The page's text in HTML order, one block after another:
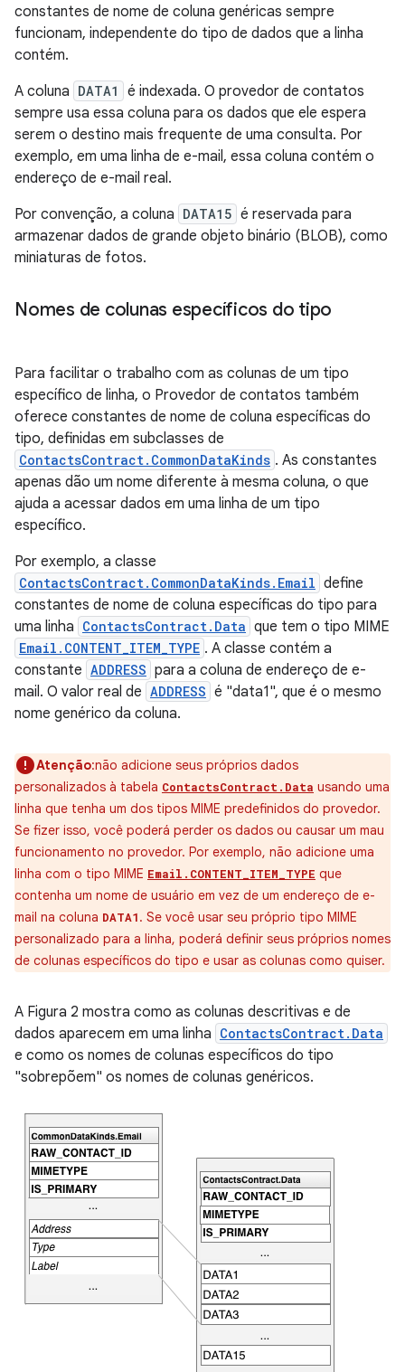
constantes de nome de coluna genéricas sempre
funcionam, independente do tipo de dados que a linha
contém.
A coluna DATA1
é indexada. O provedor de contatos
sempre usa essa coluna para os dados que ele espera
serem o destino mais frequente de uma consulta. Por
exemplo, em uma linha de e-mail, essa coluna contém o
endereço de e-mail real.
Por convenção, a coluna DATA15 é reservada para
armazenar dados de grande objeto binário (BLOB), como
miniaturas de fotos.
Nomes de colunas específicos do tipo
Para facilitar o trabalho com as colunas de um tipo
específico de linha, o Provedor de contatos também
oferece constantes de nome de coluna específicas do
tipo, definidas em subclasses de
ContactsContract.CommonDataKinds . As constantes
apenas dão um nome diferente à mesma coluna, o que
ajuda a acessar dados em uma linha de um tipo
específico.
Por exemplo, a classe
ContactsContract.CommonDataKinds.Email define
constantes de nome de coluna específicas do tipo para
uma linha ContactsContract.Data que tem o tipo MIME
Email.CONTENT_ITEM_TYPE . A classe contém a
constante ADDRESS para a coluna de endereço de e-
mail. O valor real de ADDRESS é "data1", que é o mesmo
nome genérico da coluna.
Atenção:não adicione seus próprios dados
personalizados à tabela ContactsContract.Data usando uma
linha que tenha um dos tipos MIME predefinidos do provedor.
Se fizer isso, você poderá perder os dados ou causar um mau
funcionamento no provedor. Por exemplo, não adicione uma
linha com o tipo MIME Email.CONTENT_ITEM_TYPE que
contenha um nome de usuário em vez de um endereço de e-
mail na coluna DATA1. Se você usar seu próprio tipo MIME
personalizado para a linha, poderá definir seus próprios nomes
de colunas específicos do tipo e usar as colunas como quiser.
A Figura 2 mostra como as colunas descritivas e de
dados aparecem em uma linha ContactsContract.Data
e como os nomes de colunas específicos do tipo
"sobrepõem" os nomes de colunas genéricos.